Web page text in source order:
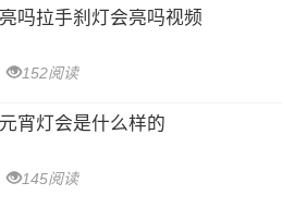
吗拉手刹灯会亮吗视频
152阅读
宵灯会是什么样的
145阅读